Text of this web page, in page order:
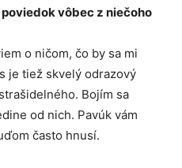
vôbec z niečoho
o ničom, čo by sa mi
je tiež skvelý odrazový
Bojím sa
od nich. Pavúk vám
často hnusí.